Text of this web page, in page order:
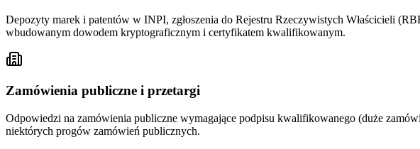
Depozyty marek i patentów w INPI, zgłoszenia do Rejestru Rzeczywistych Właścicieli
wbudowanym dowodem kryptograficznym i certyfikatem kwalifikowanym.
Zamówienia publiczne i przetargi
Odpowiedzi na zamówienia publiczne wymagające podpisu kwalifikowanego (duże
niektórych progów zamówień publicznych.